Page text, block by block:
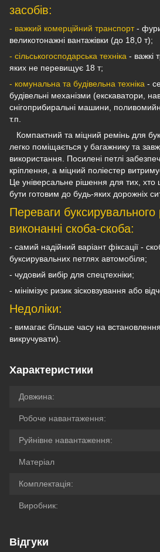
засобів:
- важкий комерційний транспорт-
великотонажні вантажівки (до 18,0 т);
- сільськогосподарська техніка - важкі
яких не перевищує 18 т;
- комунальна та будівельна техніка -
будівельні механізми (екскаватори,
снігоприбиральні машини,
т.п.
Компактний та міцний ремінь для
легко поміщається у багажнику та
використання. Посилені петлі
кріплення, а міцний поліестер
Це універсальне рішення для тих, хто
бути готовим до будь-яких дорожніх
Переваги
виконанні скоба-скоба:
- самий надійний варіант фіксації -
буксирувальних петлях автомобіля;
- чудовий вибір для спецтехніки;
- мінімізує ризик зісковзування або
Недоліки:
- вимагає більше часу на
викручувати).
Характеристики
Довжина:
Робоче навантаження:
Руйнівне навантаження:
Матеріал
Комплектація:
Виробник:
Відгуки